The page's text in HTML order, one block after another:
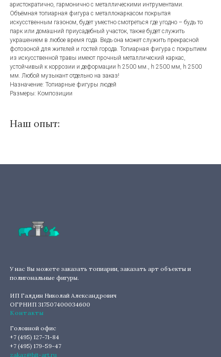
аристократично, гармонично с металлическими интрументами.
Объёмная топиарная фигура с металлокаркасом покрытая
искусственным газоном, будет уместно смотреться где угодно – будь то
парк или домашний приусадебный участок, также будет служить
украшением в любое время года. Ведь она может служить прекрасной
фотозоной для жителей и гостей города. Топиарная фигура с покрытием
из искусственной травы имеют прочный металлический каркас,
устойчивый к коррозии и деформации h 2500 мм., h 2500 мм, h 2500
мм. Любой музыкант отдельно на заказ!
Назначение: Топиарные фигуры людей
Размеры: Композиции
Наш опыт:
У нас Вы можете заказать топиарии, заказать арт объекты и
полигональные фигуры.
ИП Галдин Николай Александрович
ОГРНИП 317507400034600
Контакты
Головной офис
+7 (495) 127-71-84
+7 (495) 179-59-47
zakaz@hit-art.ru